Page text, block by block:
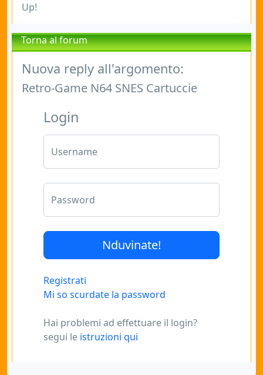
Up!
Torna al forum
Nuova reply all'argomento:
Retro-Game N64 SNES Cartuccie
Login
Username
Password
Registrati
Mi so scurdate la password
Hai problemi ad effettuare il login?
segui le istruzioni qui